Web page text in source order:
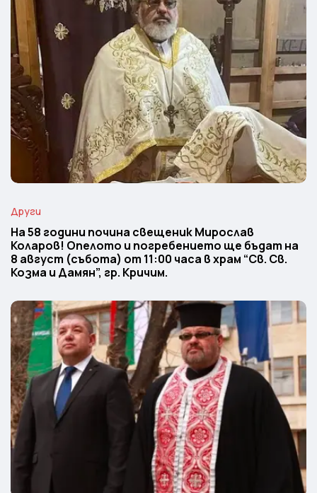
Други
На 58 години почина свещеник Мирослав
Коларов! Опелото и погребението ще бъдат на
8 август (събота) от 11:00 часа в храм “Св. Св.
Козма и Дамян”, гр. Кричим.